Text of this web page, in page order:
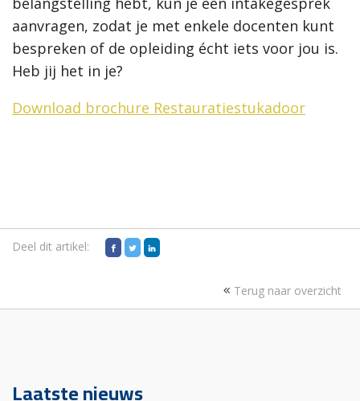
aanvragen, zodat je met enkele docenten kunt
bespreken of de opleiding écht iets voor jou is.
Heb jij het in je?
Download brochure Restauratiestukadoor
Deel dit artikel:
Terug naar overzicht
Laatste nieuws